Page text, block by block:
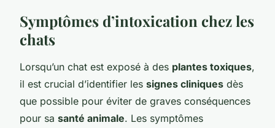
Symptômes d’intoxication chez les
chats
Lorsqu’un chat est exposé à des plantes toxiques,
il est crucial d’identifier les signes cliniques dès
que possible pour éviter de graves conséquences
pour sa santé animale. Les symptômes